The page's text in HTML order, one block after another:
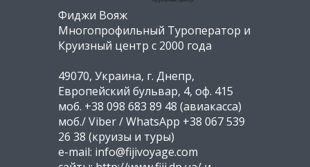
Фиджи Вояж
Многопрофильный Туроператор и
Круизный центр с 2000 года
49070, Украина, г. Днепр,
Европейский бульвар, 4, оф. 415
моб. +38 098 683 89 48 (авиакасса)
моб./ Viber / WhatsApp +38 067 539
26 38 (круизы и туры)
e-mail: info@fijivoyage.com